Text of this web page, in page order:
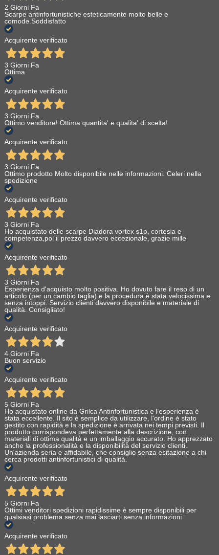
2 Giorni Fa
Scarpe antinfortunistiche esteticamente molto belle e
comode.Soddisfatto
Acquirente verificato
3 Giorni Fa
Ottima
Acquirente verificato
3 Giorni Fa
Ottimo venditore! Ottima quantita' e qualita' di scelta!
Acquirente verificato
3 Giorni Fa
Ottimo prodotto Molto disponibile nelle informazioni. Celeri nella
spedizione
Acquirente verificato
3 Giorni Fa
Ho acquistato delle scarpe Diadora vortex s1p, cortesia e
competenza,poi il prezzo davvero eccezionale, grazie mille
Acquirente verificato
3 Giorni Fa
Esperienza d'acquisto molto positiva. Ho dovuto fare il reso di un
articolo (per un cambio taglia) e la procedura è stata velocissima e
senza intoppi. Servizio clienti davvero disponibile e materiale di
qualità. Consigliato!
Acquirente verificato
4 Giorni Fa
Buon servizio
Acquirente verificato
5 Giorni Fa
Ho acquistato online da Grilca Antinfortunistica e l'esperienza è
stata eccellente. Il sito è semplice da utilizzare, l'ordine è stato
gestito con rapidità e la spedizione è arrivata nei tempi previsti. Il
prodotto corrispondeva perfettamente alla descrizione, con
materiali di ottima qualità e un imballaggio accurato. Ho apprezzato
anche la professionalità e la disponibilità del servizio clienti.
Un'azienda seria e affidabile, che consiglio senza esitazione a chi
cerca prodotti antinfortunistici di qualità.
Acquirente verificato
5 Giorni Fa
Ottimi venditori spedizioni rapidissime è sempre disponibili per
qualsiasi problema senza mai lasciarti senza informazioni
Acquirente verificato